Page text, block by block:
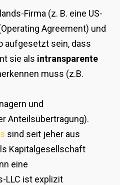
Firma (z. B. eine US-
Agreement) und
aufgesetzt sein, dass
sie als intransparente
muss (z.B.
und
Anteilsübertragung).
sind seit jeher aus
Kapitalgesellschaft
eine
LLC ist explizit